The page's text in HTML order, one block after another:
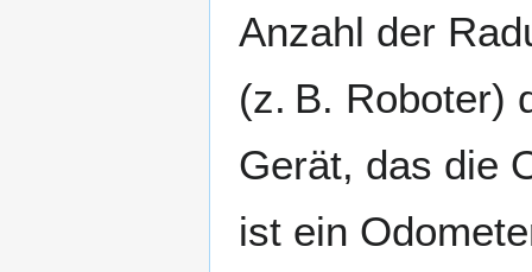
Anzahl der
(z. B. Roboter)
Gerät, das die
ist ein